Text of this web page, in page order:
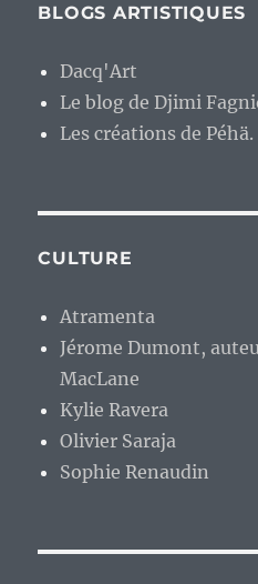
BLOGS ARTISTIQUES
Dacq'Art
Le blog de Djimi
Les créations de Péhä.
CULTURE
Atramenta
Jérome Dumont,
MacLane
Kylie Ravera
Olivier Saraja
Sophie Renaudin